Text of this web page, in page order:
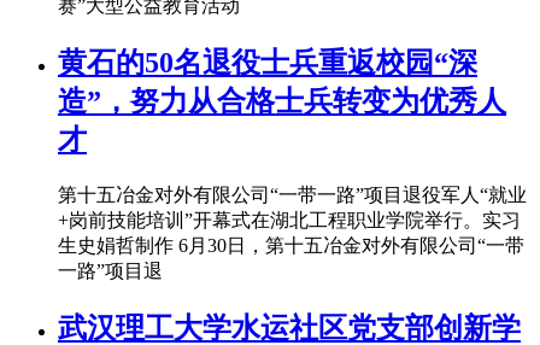
赛”大型公益教育活动
黄石的50名退役士兵重返校园“深
造”，努力从合格士兵转变为优秀人
才
第十五冶金对外有限公司“一带一路”项目退役军人“就业
+岗前技能培训”开幕式在湖北工程职业学院举行。实习
生史娟哲制作 6月30日，第十五冶金对外有限公司“一带
一路”项目退
武汉理工大学水运社区党支部创新学